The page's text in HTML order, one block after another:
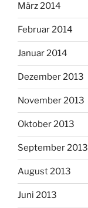
März 2014
Februar 2014
Januar 2014
Dezember 2013
November 2013
Oktober 2013
September 2013
August 2013
Juni 2013